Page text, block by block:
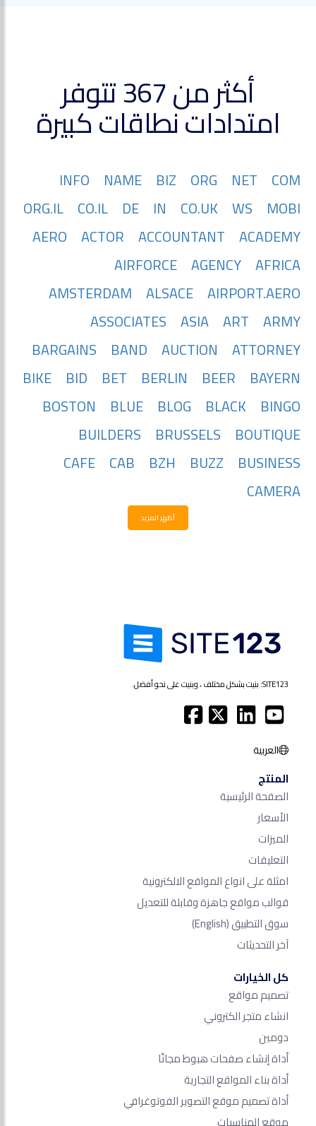
أكثر من 367 تتوفر
امتدادات نطاقات كبيرة
COM
NET
ORG
BIZ
NAME
INFO
MOBI
WS
CO.UK
IN
DE
CO.IL
ORG.IL
ACADEMY
ACCOUNTANT
ACTOR
AERO
AFRICA
AGENCY
AIRFORCE
AIRPORT.AERO
ALSACE
AMSTERDAM
ARMY
ART
ASIA
ASSOCIATES
ATTORNEY
AUCTION
BAND
BARGAINS
BAYERN
BEER
BERLIN
BET
BID
BIKE
BINGO
BLACK
BLOG
BLUE
BOSTON
BOUTIQUE
BRUSSELS
BUILDERS
BUSINESS
BUZZ
BZH
CAB
CAFE
CAMERA
أظهر المزيد
SITE123: بنيت بشكل مختلف ، وبنيت على نحو أفضل.
العربية
المنتج
الصفحة الرئيسية
الأسعار
الميزات
التعليقات
امثلة على انواع المواقع الالكترونية
قوالب مواقع جاهزة وقابلة للتعديل
سوق التطبيق(English)
آخر التحديثات
كل الخيارات
تصميم مواقع
انشاء متجر الكتروني
دومين
أداة إنشاء صفحات هبوط مجانًا
أداة بناء المواقع التجارية
أداة تصميم موقع التصوير الفوتوغرافي